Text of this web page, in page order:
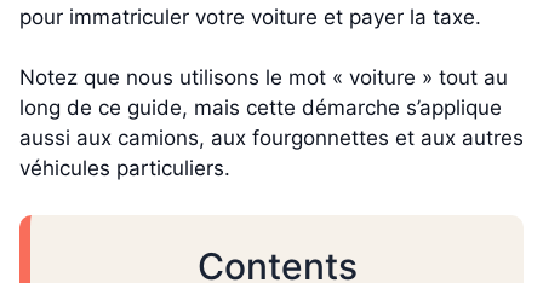
pour immatriculer votre voiture et payer la taxe.
Notez que nous utilisons le mot « voiture » tout au
long de ce guide, mais cette démarche s’applique
aussi aux camions, aux fourgonnettes et aux autres
véhicules particuliers.
Contents